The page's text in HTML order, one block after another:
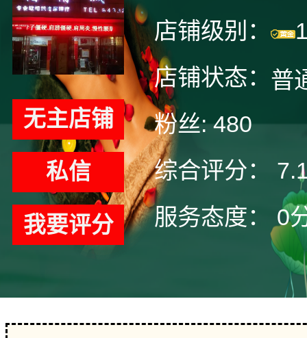
无主店铺
私信
我要评分
店铺级别：
店铺状态： 普
粉丝: 480
综合评分：
服务态度：
0